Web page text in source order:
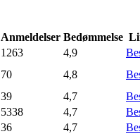
Anmeldelser Bedømmelse
1263 4,9
70 4,8
39 4,7
5338 4,7
36 4,7